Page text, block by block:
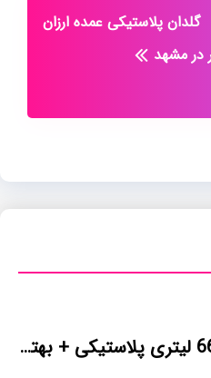
گلدان پلاستیکی عمده ارزان
در مشهد
سطل زباله 660 لیتری پلاستیکی + بهترین قیمت خرید